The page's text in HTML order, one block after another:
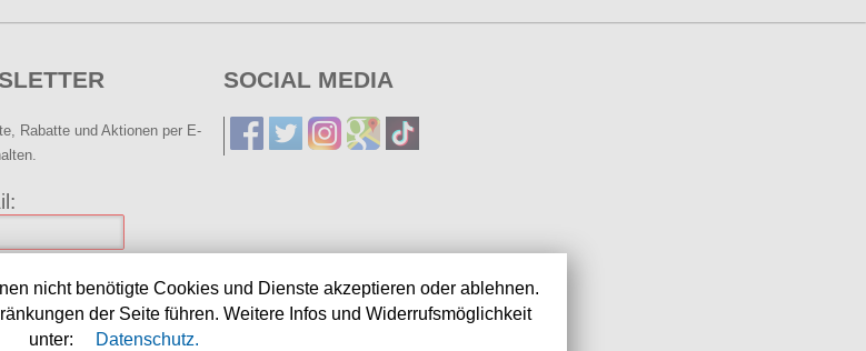
Rabatte und Aktionen per E-
(Ergebnis
SOCIAL MEDIA
nicht benötigte Cookies und Dienste akzeptieren oder ablehnen.
der Seite führen. Weitere Infos und Widerrufsmöglichkeit
unter:
Datenschutz.